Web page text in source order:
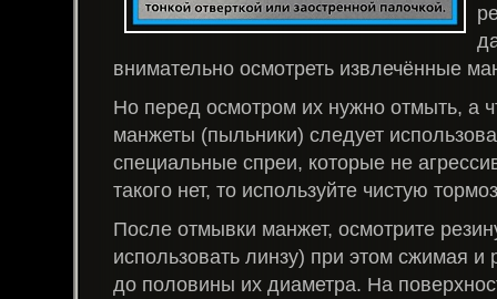
внимательно осмотреть извлечённые
Но перед осмотром их нужно отмыть, а
манжеты (пыльники) следует
специальные спреи, которые не
такого нет, то используйте чистую
После отмывки манжет, осмотрите
использовать линзу) при этом сжимая
до половины их диаметра. На